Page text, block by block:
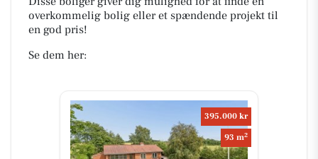
overkommelig bolig eller et spændende projekt til
en god pris!
Se dem her:
395.000 kr
93 m2